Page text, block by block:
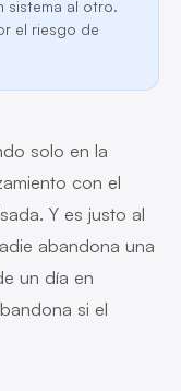
sistema al otro.
el riesgo de
solo en la
con el
Y es justo al
abandona una
un día en
si el